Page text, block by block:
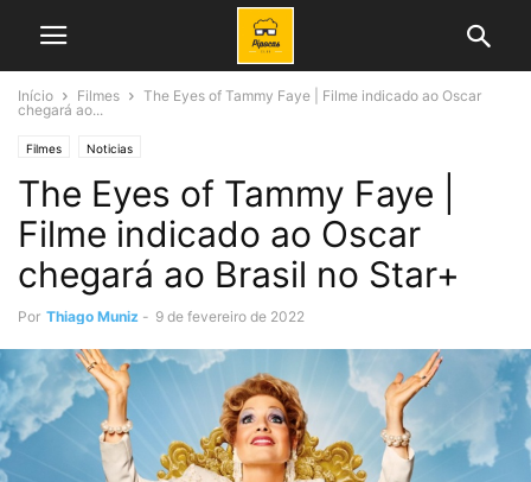
Início Filmes
The Eyes of Tammy Faye | Filme indicado ao Oscar
chegará ao...
Filmes Noticias
The Eyes of Tammy Faye |
Filme indicado ao Oscar
chegará ao Brasil no Star+
Por Thiago Muniz - 9 de fevereiro de 2022